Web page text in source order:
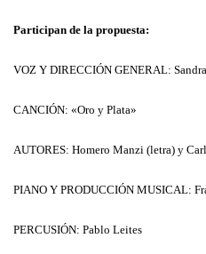
Participan de la propuesta:
VOZ Y DIRECCIÓN GENERAL:
CANCIÓN: «Oro y Plata»
AUTORES: Homero Manzi (letra) y
PIANO Y PRODUCCIÓN MUSICAL:
PERCUSIÓN: Pablo Leites